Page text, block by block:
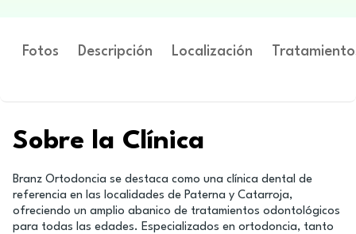
Fotos Descripción Localización
Sobre la Clínica
Branz Ortodoncia se destaca como una clínica dental de
referencia en las localidades de Paterna y Catarroja,
ofreciendo un amplio abanico de tratamientos odontológicos
para todas las edades. Especializados en ortodoncia, tanto